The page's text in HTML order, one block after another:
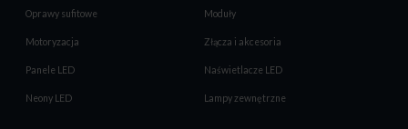
Oprawy sufitowe Moduły
Motoryzacja Złącza i akcesoria
Panele LED Naświetlacze LED
Neony LED Lampy zewnętrzne